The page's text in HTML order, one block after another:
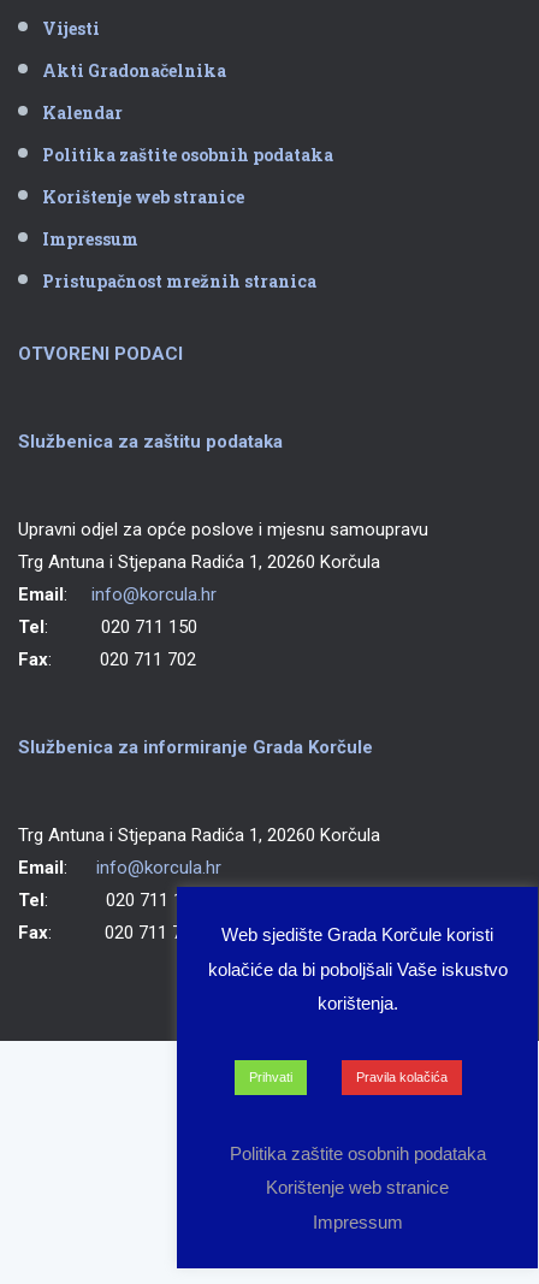
Vijesti
Akti Gradonačelnika
Kalendar
Politika zaštite osobnih podataka
Korištenje web stranice
Impressum
Pristupačnost mrežnih stranica
OTVORENI PODACI
Službenica za zaštitu podataka
Upravni odjel za opće poslove i mjesnu samoupravu
Trg Antuna i Stjepana Radića 1, 20260 Korčula
Email: info@korcula.hr
Tel: 020 711 150
Fax: 020 711 702
Službenica za informiranje Grada Korčule
Trg Antuna i Stjepana Radića 1, 20260 Korčula
Email: info@korcula.hr
Tel: 020 711 150
Fax: 020 711 702
Web sjedište Grada Korčule koristi
kolačiće da bi poboljšali Vaše iskustvo
korištenja.
Prihvati Pravila kolačića
Politika zaštite osobnih podataka
Korištenje web stranice
Impressum